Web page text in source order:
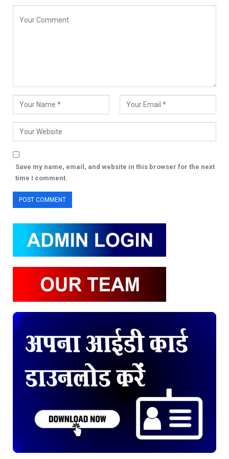
Save my name, email, and website in this browser for the next
time I comment.